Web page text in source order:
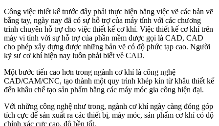
Công việc thiết kế trước đây phải thực hiện bằng việc vẽ các bản vẽ
bằng tay, ngày nay đã có sự hỗ trợ của máy tính với các chương
trình chuyên hỗ trợ cho việc thiết kế cơ khí. Việc thiết kế cơ khí trên
máy vi tính với sự hỗ trợ của phần mềm được gọi là CAD, CAD
cho phép xây dựng được những bản vẽ có độ phức tạp cao. Người
kỹ sư cơ khí hiện nay luôn phải biết về CAD.
Một bước tiến cao hơn trong ngành cơ khí là công nghệ
CAD/CAM/CNC, tạo thành một quy trình khép kín từ khâu thiết kế
đến khâu chế tạo sản phẩm bằng các máy móc gia công hiện đại.
Với những công nghệ như trong, ngành cơ khí ngày càng đóng góp
tích cực để sản xuất ra các thiết bị, máy móc, sản phẩm cơ khí có độ
chính xác cực cao, độ bền tốt.